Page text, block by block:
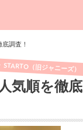
調査！
STARTO（旧ジャニーズ）
気順を徹底